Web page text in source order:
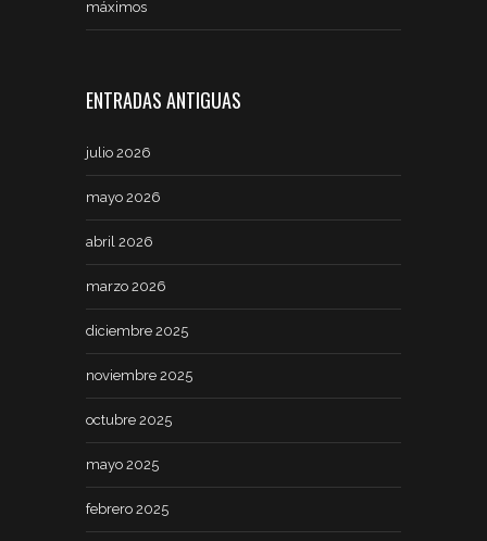
máximos
ENTRADAS ANTIGUAS
julio 2026
mayo 2026
abril 2026
marzo 2026
diciembre 2025
noviembre 2025
octubre 2025
mayo 2025
febrero 2025